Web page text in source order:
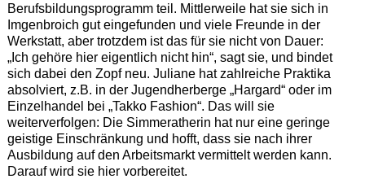
Berufsbildungsprogramm teil. Mittlerweile hat sie sich in
Imgenbroich gut eingefunden und viele Freunde in der
Werkstatt, aber trotzdem ist das für sie nicht von Dauer:
„Ich gehöre hier eigentlich nicht hin“, sagt sie, und bindet
sich dabei den Zopf neu. Juliane hat zahlreiche Praktika
absolviert, z.B. in der Jugendherberge „Hargard“ oder im
Einzelhandel bei „Takko Fashion“. Das will sie
weiterverfolgen: Die Simmeratherin hat nur eine geringe
geistige Einschränkung und hofft, dass sie nach ihrer
Ausbildung auf den Arbeitsmarkt vermittelt werden kann.
Darauf wird sie hier vorbereitet.